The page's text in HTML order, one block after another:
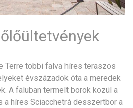
Terre többi falva híres teraszos
évszázadok óta a meredek
A faluban termelt borok közül a
a híres Sciacchetrà desszertbor a